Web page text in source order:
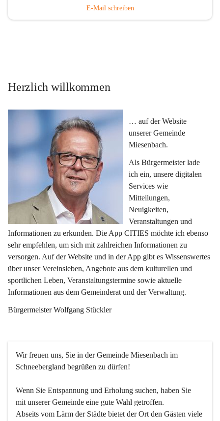
E-Mail schreiben
Herzlich willkommen
… auf der Website
unserer Gemeinde
Miesenbach.
Als Bürgermeister lade
ich ein, unsere digitalen
Services wie
Mitteilungen,
Neuigkeiten,
Veranstaltungen und
Informationen zu erkunden. Die App CITIES möchte ich ebenso
sehr empfehlen, um sich mit zahlreichen Informationen zu
versorgen. Auf der Website und in der App gibt es Wissenswertes
über unser Vereinsleben, Angebote aus dem kulturellen und
sportlichen Leben, Veranstaltungstermine sowie aktuelle
Informationen aus dem Gemeinderat und der Verwaltung.
Bürgermeister Wolfgang Stückler
Wir freuen uns, Sie in der Gemeinde Miesenbach im
Schneebergland begrüßen zu dürfen!
Wenn Sie Entspannung und Erholung suchen, haben Sie
mit unserer Gemeinde eine gute Wahl getroffen.
Abseits vom Lärm der Städte bietet der Ort den Gästen viele